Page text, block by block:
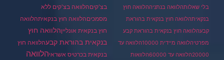
בלי שאלותהלוואה בנתניההלוואה חוץ
בנקאיתהלוואה חוץ בנקאית בהוראת
קבעהלוואה חוץ בנקאית בהוראת קבע
מפרטיהלוואה מיידית 10000
הלוואה עד
20000הלוואה עד 60000
הלוואות
בצ'קיםהלוואה בצ'קים ללא
מסמכיםהלוואה חוץ בנקאיתהלוואה
חוץ בנקאית אונלייןהלוואה חוץ
בנקאית בהוראת קבעהלוואה חוץ
בנקאית בכרטיס אשראיהלוואה